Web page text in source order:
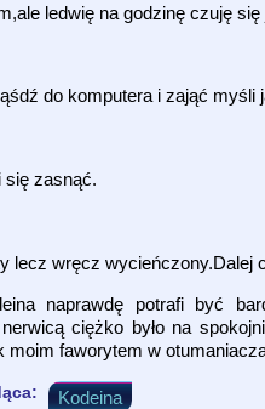
ledwię na godzinę czuję
do komputera i zająć myśli
się zasnąć.
lecz wręcz wycieńczony.Dalej
naprawdę potrafi być
ciężko było na
moim faworytem w
Kodeina